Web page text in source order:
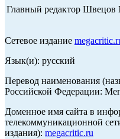
Главный редактор
Сетевое издание
Язык(и): русский
Перевод наименования
Российской Федерации:
Доменное имя сайта в
телекоммуникационной
издания): megacritic.ru